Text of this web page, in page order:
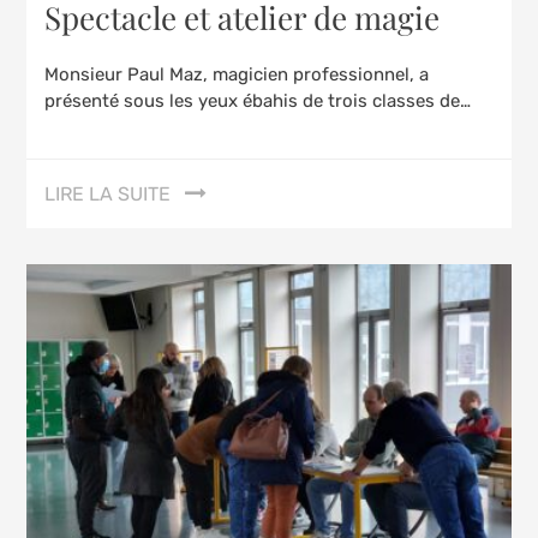
Spectacle et atelier de magie
Monsieur Paul Maz, magicien professionnel, a
présenté sous les yeux ébahis de trois classes de…
LIRE LA SUITE